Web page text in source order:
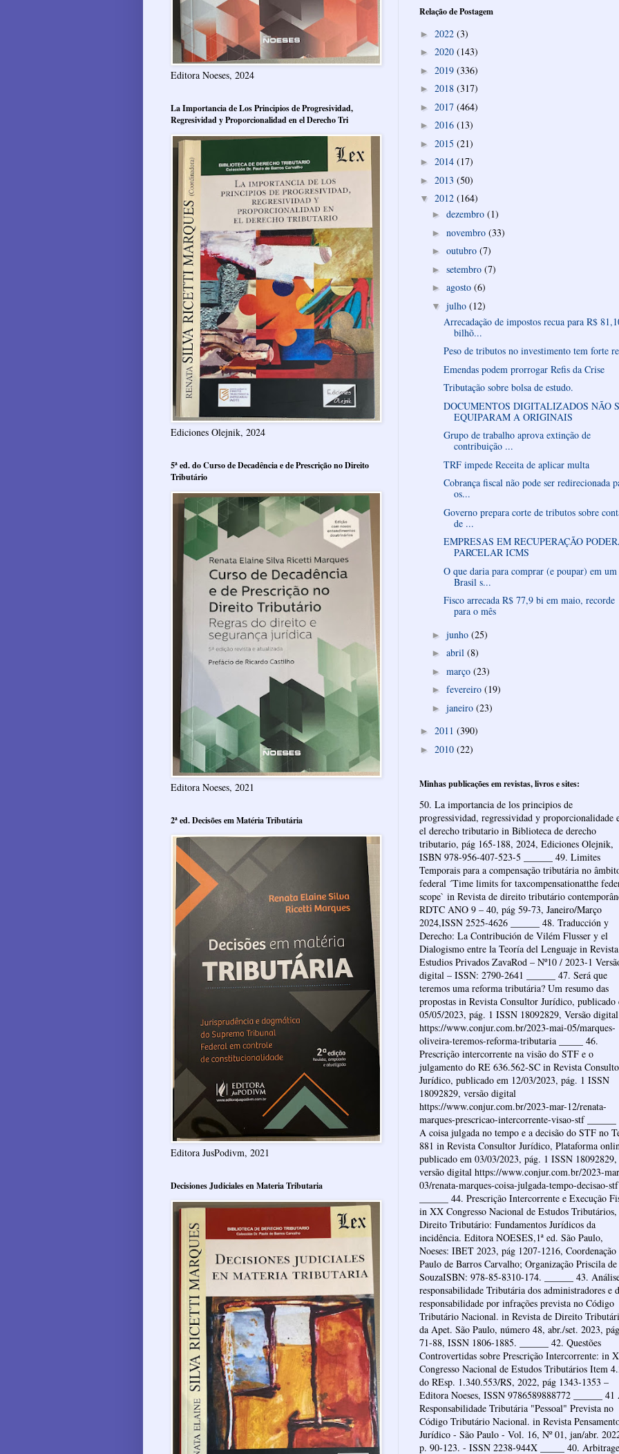
Relação de Postagem
► 2022 (3)
► 2020 (143)
► 2019 (336)
► 2018 (317)
► 2017 (464)
► 2016 (13)
► 2015 (21)
► 2014 (17)
► 2013 (50)
▼ 2012 (164)
► dezembro (1)
► novembro (33)
► outubro (7)
► setembro (7)
► agosto (6)
▼ julho (12)
Arrecadação de impostos recua para R$
bilhõ...
Peso de tributos no investimento tem forte
Emendas podem prorrogar Refis da Crise
Tributação sobre bolsa de estudo.
DOCUMENTOS DIGITALIZADOS NÃO
EQUIPARAM A ORIGINAIS
Grupo de trabalho aprova extinção de
contribuição ...
TRF impede Receita de aplicar multa
Cobrança fiscal não pode ser redirecionada
os...
Governo prepara corte de tributos sobre
de ...
EMPRESAS EM RECUPERAÇÃO
PARCELAR ICMS
O que daria para comprar (e poupar) em um
Brasil s...
Fisco arrecada R$ 77,9 bi em maio, recorde
para o mês
► junho (25)
► abril (8)
► março (23)
► fevereiro (19)
► janeiro (23)
► 2011 (390)
► 2010 (22)
Minhas publicações em revistas, livros e sites:
50. La importancia de los principios de
progressividad, regressividad y proporcionalidade
el derecho tributario in Biblioteca de derecho
tributario, pág 165-188, 2024, Ediciones Olejnik,
ISBN 978-956-407-523-5 ______ 49. Limites
Temporais para a compensação tributária no
federal ´Time limits for taxcompensationatthe
scope` in Revista de direito tributário
RDTC ANO 9 – 40, pág 59-73, Janeiro/Março
2024,ISSN 2525-4626 ______ 48. Traducción y
Derecho: La Contribución de Vilém Flusser y el
Dialogismo entre la Teoría del Lenguaje in Revista
Estudios Privados ZavaRod – Nº10 / 2023-1
digital – ISSN: 2790-2641 ______ 47. Será que
teremos uma reforma tributária? Um resumo das
propostas in Revista Consultor Jurídico, publicado
05/05/2023, pág. 1 ISSN 18092829, Versão digital
https://www.conjur.com.br/2023-mai-05/marques-
oliveira-teremos-reforma-tributaria _____ 46.
Prescrição intercorrente na visão do STF e o
julgamento do RE 636.562-SC in Revista
Jurídico, publicado em 12/03/2023, pág. 1 ISSN
18092829, versão digital
https://www.conjur.com.br/2023-mar-12/renata-
marques-prescricao-intercorrente-visao-stf
A coisa julgada no tempo e a decisão do STF no
881 in Revista Consultor Jurídico, Plataforma
publicado em 03/03/2023, pág. 1 ISSN 18092829,
versão digital https://www.conjur.com.br/2023-
03/renata-marques-coisa-julgada-tempo-decisao-
______ 44. Prescrição Intercorrente e Execução
in XX Congresso Nacional de Estudos Tributários,
Direito Tributário: Fundamentos Jurídicos da
incidência. Editora NOESES,1ª ed. São Paulo,
Noeses: IBET 2023, pág 1207-1216, Coordenação
Paulo de Barros Carvalho; Organização Priscila de
SouzaISBN: 978-85-8310-174. ______ 43.
responsabilidade Tributária dos administradores e
responsabilidade por infrações prevista no Código
Tributário Nacional. in Revista de Direito
da Apet. São Paulo, número 48, abr./set. 2023, pág
71-88, ISSN 1806-1885. ______ 42. Questões
Controvertidas sobre Prescrição Intercorrente: in
Congresso Nacional de Estudos Tributários Item
do REsp. 1.340.553/RS, 2022, pág 1343-1353 –
Editora Noeses, ISSN 9786589888772 ______ 41
Responsabilidade Tributária "Pessoal" Prevista no
Código Tributário Nacional. in Revista
Jurídico - São Paulo - Vol. 16, Nº 01, jan/abr.
p. 90-123. - ISSN 2238-944X _____ 40.
Editora Noeses, 2024
La Importancia de Los Principios de Progresividad,
Regresividad y Proporcionalidad en el Derecho Tri
Ediciones Olejnik, 2024
5ª ed. do Curso de Decadência e de Prescrição no Direito
Tributário
Editora Noeses, 2021
2ª ed. Decisões em Matéria Tributária
Editora JusPodivm, 2021
Decisiones Judiciales en Materia Tributaria